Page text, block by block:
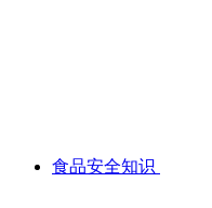
食品安全知识